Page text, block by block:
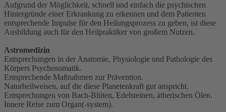
Aufgrund der Möglichkeit, schnell und einfach die psychischen
Hintergründe einer Erkrankung zu erkennen und dem Patienten
entsprechende Impulse für den Heilungsprozess zu geben, ist diese
Ausbildung auch für den Heilpraktiker von großem Nutzen.
Astromedizin
Entsprechungen in der Anatomie, Physiologie und Pathologie des
Körpers Psychosomatik.
Entsprechende Maßnahmen zur Prävention.
Naturheilweisen, auf die diese Planetenkraft gut anspricht.
Entsprechungen von Bach-Blüten, Edelsteinen, ätherischen Ölen.
Innere Reise zum Organ(-system).